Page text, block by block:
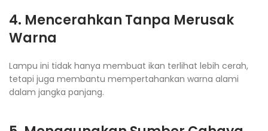
4. Mencerahkan Tanpa Merusak
Warna
Lampu ini tidak hanya membuat ikan terlihat lebih cerah,
tetapi juga membantu mempertahankan warna alami
dalam jangka panjang.